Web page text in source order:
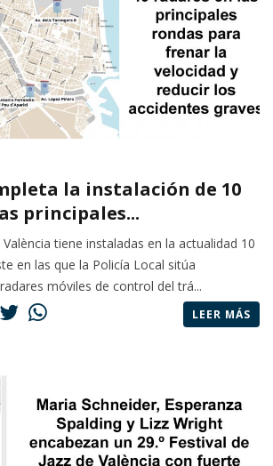
la instalación de 10
principales...
tiene instaladas en la actualidad 10
en las que la Policía Local sitúa
móviles de control del trá...
LEER MÁS